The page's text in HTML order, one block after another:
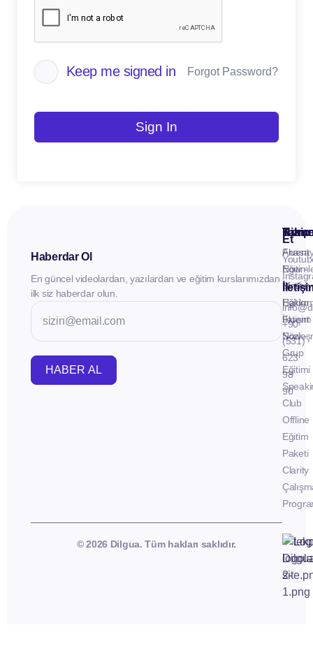
Keep me signed in Forgot Password?
Sign In
Haberdar Ol
En güncel videolardan, yazılardan ve eğitim kurslarımızdan
ilk siz haberdar olun.
HABER AL
İletişim
Fluent
Now -
Birebir
Eğitim
Fluent
Now -
Grup
Eğitimi
Club
Offline
Eğitim
Paketi
Clarity
Takip
Et
+90
(531)
623
98
90
© 2026 Dilgua. Tüm hakları saklıdır.